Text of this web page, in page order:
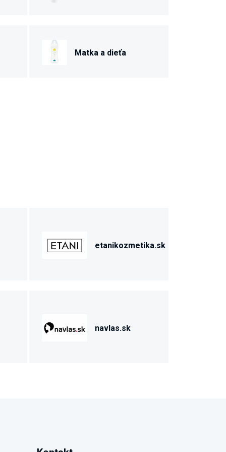
Matka a dieťa
etanikozmetika.sk
navlas.sk